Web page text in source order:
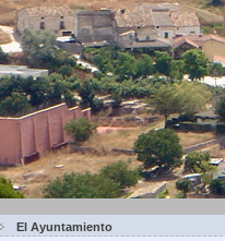
El Ayuntamiento